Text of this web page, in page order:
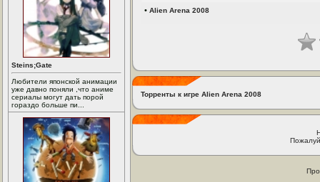
Steins;Gate
Любители японской анимации
уже давно поняли ,что аниме
сериалы могут дать порой
гораздо больше пи...
• Alien Arena 2008
Торренты к игре Alien Arena 2008